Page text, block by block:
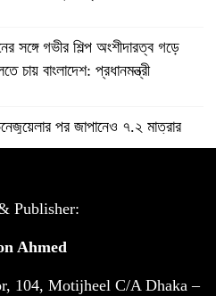
সঙ্গে গভীর শিল্প অংশীদারত্ব গড়ে
চায় বাংলাদেশ: প্রধানমন্ত্রী
পর জাপানেও ৭.২ মাত্রার
ভূমিকম্প
৩ ম্যাচে গোল ভিনির, ইতিহাস বলছে
৩শ কেজি বই বিক্রির অভিযোগ
Publisher:
Ahmed
104, Motijheel C/A Dhaka –